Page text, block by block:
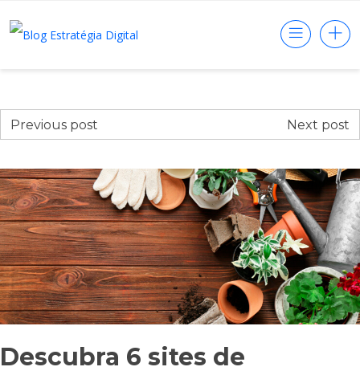
Previous post Next post
Descubra 6 sites de